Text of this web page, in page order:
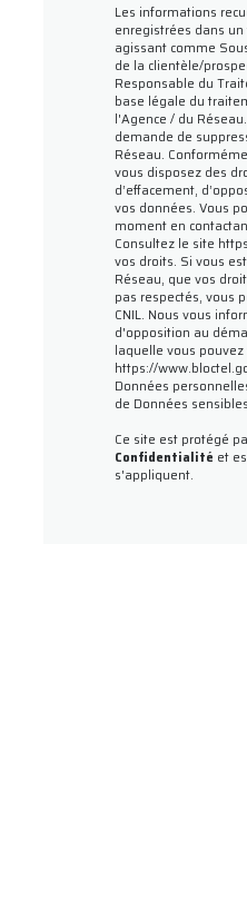
Les informations
enregistrées dans
agissant comme
de la clientèle/
Responsable du
base légale du
l'Agence / du
demande de
Réseau.
vous disposez des
d’effacement,
vos données. Vous
moment en
Consultez le site
vos droits. Si vous
Réseau, que vos
pas respectés, vous
CNIL. Nous vous
d'opposition au
laquelle vous pouvez
https://
Données
de Données
Ce site est protégé
Confidentialité et es
s'appliquent.